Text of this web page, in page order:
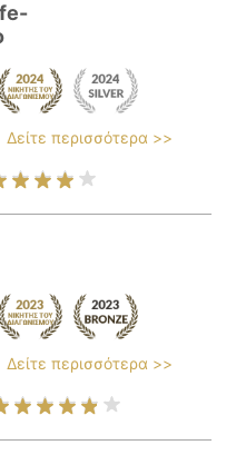
Δείτε περισσότερα >>
Δείτε περισσότερα >>